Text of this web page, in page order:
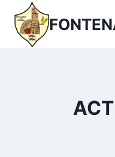
contenu